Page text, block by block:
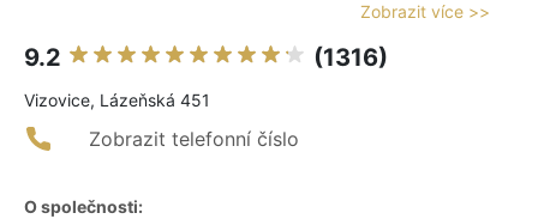
Zobrazit více >>
9.2 (1316)
Vizovice, Lázeňská 451
Zobrazit telefonní číslo
O společnosti: